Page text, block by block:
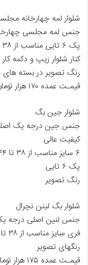
شلوار لمه چهارخانه
جنس لمه مجلسی
پک ۶ تایی مناسب از ۳۸ تا ۴۶
کنار شلوار زیپ و دکمه
رنگ تصویر در بسته های ۶ تایی
قیمـت عمده ۱۷۰ هزار تومان
شلوار جین بگ
جنس جین درجه یک
کیفیت عالی
۶ سایز مناسب از ۳۸ تا ۴۴
پک ۶ تایی
رنگ تصویر
شلوار بگ لینن نچرال
جنس لنین اصلی درجه
فری سایز مناسب از ۳۸ تا ۴۶
رنگهای تصویر
قیمـت عمده ۱۷۵ هزار تومان